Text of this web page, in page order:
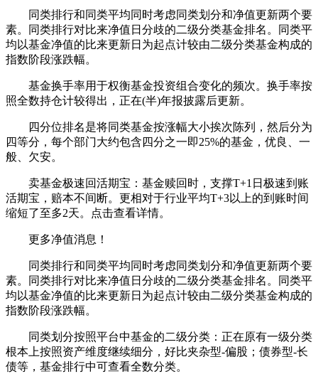
同类排行和同类平均同时考虑同类划分和净值更新两个要
素。同类排行对比来净值日分歧的二级分类基金排名。同类平
均以基金净值的比来更新日为起点计较由二级分类基金构成的
指数阶段涨跌幅。
基金换手率用于权衡基金投资组合变化的频次。换手率按
照全数持仓计较得出，正在(半)年报披露后更新。
四分位排名是将同类基金按涨幅大小挨次陈列，然后分为
四等分，每个部门大约包含四分之一即25%的基金，优良、一
般、欠安。
卖基金极速回活期宝：基金赎回时，支撑T+1日极速到账
活期宝，赔本不间断。更相对于行业平均T+3以上的到账时间
缩短了至多2天。点击查看详情。
更多净值消息！
同类排行和同类平均同时考虑同类划分和净值更新两个要
素。同类排行对比来净值日分歧的二级分类基金排名。同类平
均以基金净值的比来更新日为起点计较由二级分类基金构成的
指数阶段涨跌幅。
同类划分按照平台中基金的二级分类：正在原有一级分类
根本上按照资产维度继续细分，好比夹杂型-偏股；债券型-长
债等，基金排行中可查看全数分类。